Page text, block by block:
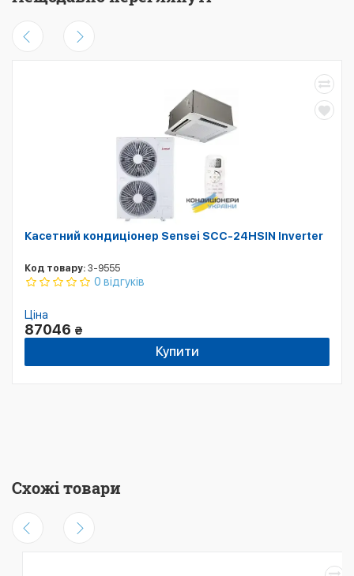
Касетний кондиціонер Sensei SCC-24HSIN Inverter
Код товару: 3-9555
0 відгуків
Ціна
87046 ₴
Купити
Схожі товари